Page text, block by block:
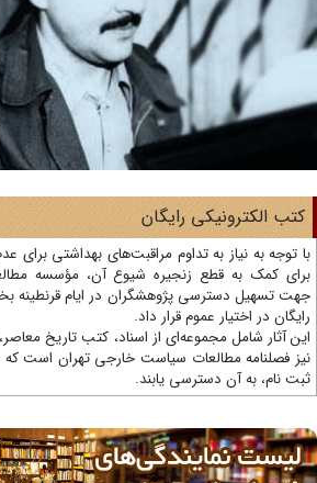
الکترونیکی رایگان
کمک به قطع زنجیره شیوع آن، مؤسسه
تسهیل دسترسی پژوهشگران در ایام قرنطینه
در اختیار عموم قرار داد.
آثار شامل مجموعه‌ای از اسناد، کتب تاریخ معاصر،
فصلنامه مطالعات سیاست خارجی تهران است که
نام، به آن دسترسی یابند.